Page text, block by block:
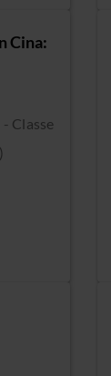
Cina:
Classe